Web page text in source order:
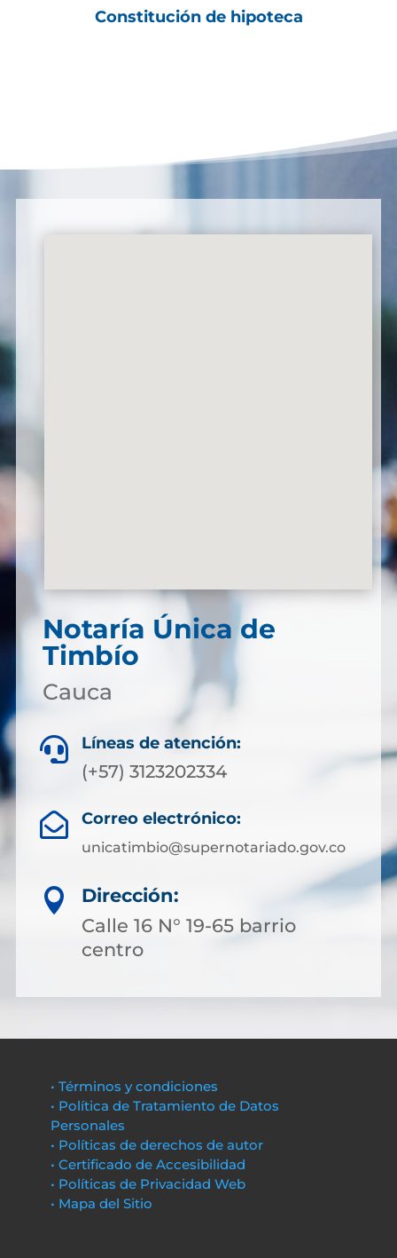
Constitución de hipoteca
Notaría Única de
Timbío
Cauca
 Líneas de atención:
(+57) 3123202334
 Correo electrónico:
unicatimbio@supernotariado.gov.co

Dirección:
Calle 16 N° 19-65 barrio
centro
• Términos y condiciones
• Política de Tratamiento de Datos
Personales
• Políticas de derechos de autor
• Certificado de Accesibilidad
• Políticas de Privacidad Web
• Mapa del Sitio